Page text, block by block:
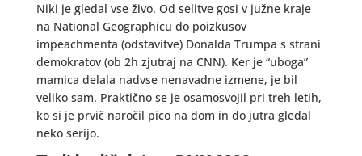
Niki je gledal vse živo. Od selitve gosi v južne kraje
na National Geographicu do poizkusov
impeachmenta (odstavitve) Donalda Trumpa s strani
demokratov (ob 2h zjutraj na CNN). Ker je “uboga”
mamica delala nadvse nenavadne izmene, je bil
veliko sam. Praktično se je osamosvojil pri treh letih,
ko si je prvič naročil pico na dom in do jutra gledal
neko serijo.